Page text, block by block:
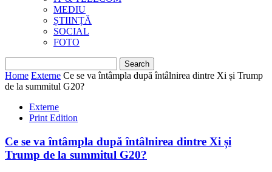
MEDIU
ȘTIINȚĂ
SOCIAL
FOTO
Home Externe Ce se va întâmpla după întâlnirea dintre Xi și Trump
de la summitul G20?
Externe
Print Edition
Ce se va întâmpla după întâlnirea dintre Xi și
Trump de la summitul G20?